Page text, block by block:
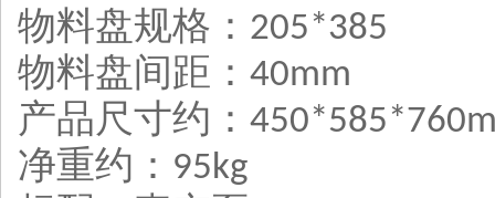
物料盘规格 ： 205*385
物料盘间距 ： 40mm
产品尺寸约：
净重约： 95kg